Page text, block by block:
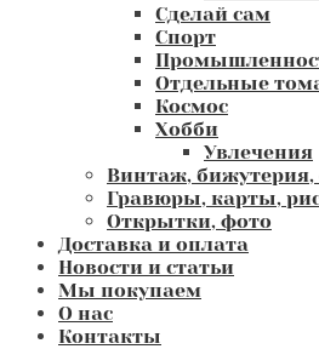
Сделай сам
Спорт
Отдельные
Космос
Хобби
Увлечения
Винтаж, бижутерия,
Гравюры, карты,
Открытки, фото
Доставка и оплата
Новости и статьи
Мы покупаем
О нас
Контакты